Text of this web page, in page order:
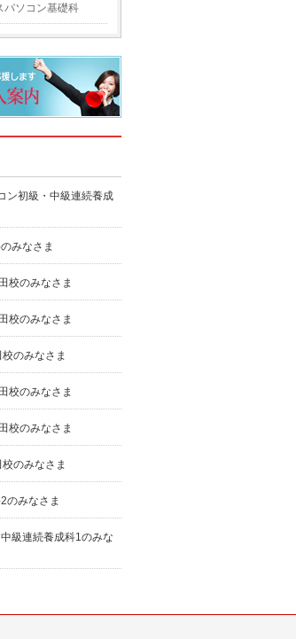
パソコン基礎科
初級・中級連続養成
みなさま
校のみなさま
校のみなさま
のみなさま
校のみなさま
校のみなさま
のみなさま
のみなさま
級連続養成科1のみな